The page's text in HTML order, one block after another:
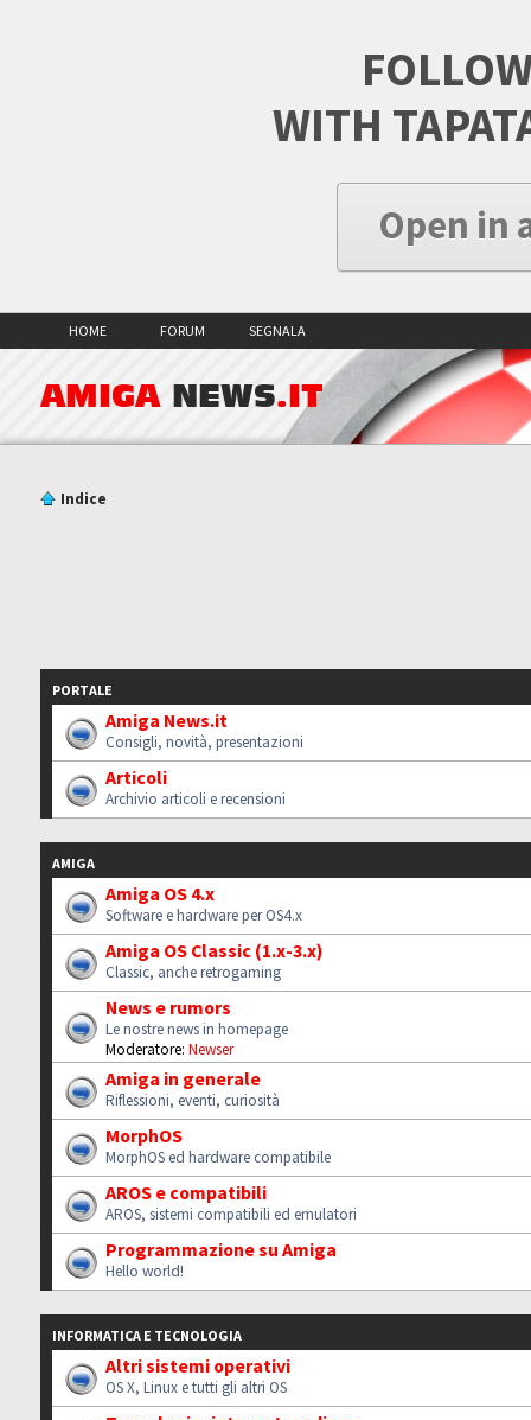
WITH
Open in
HOME FORUM SEGNALA
AMIGA NEWS.IT
Indice
PORTALE
Amiga News.it
Consigli, novità, presentazioni
Articoli
Archivio articoli e recensioni
AMIGA
Amiga OS 4.x
Software e hardware per OS4.x
Amiga OS Classic (1.x-3.x)
Classic, anche retrogaming
News e rumors
Le nostre news in homepage
Moderatore: Newser
Amiga in generale
Riflessioni, eventi, curiosità
MorphOS
MorphOS ed hardware compatibile
AROS e compatibili
AROS, sistemi compatibili ed emulatori
Programmazione su Amiga
Hello world!
INFORMATICA E TECNOLOGIA
Altri sistemi operativi
OS X, Linux e tutti gli altri OS